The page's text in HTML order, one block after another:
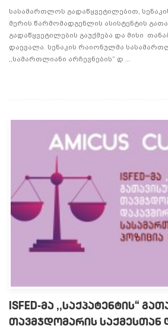
სასამართლოს გადაწყვეტილებით,
მერის წარმომადგენლის ასისტენტის
გადაწყვეტილების გაუქმება და მისი
დაევალა. სენაკის რაიონულმა
,,სამართლიანი არჩევნების“ დ ...
ISFED-მა ,,საქპატენტის“
თავმჯდომარის საქმესთან